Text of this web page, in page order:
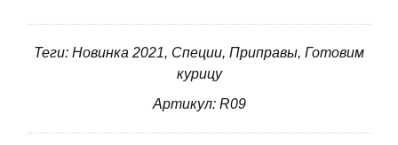
Теги: Новинка 2021, Специи, Приправы, Готовим
курицу
Артикул: R09